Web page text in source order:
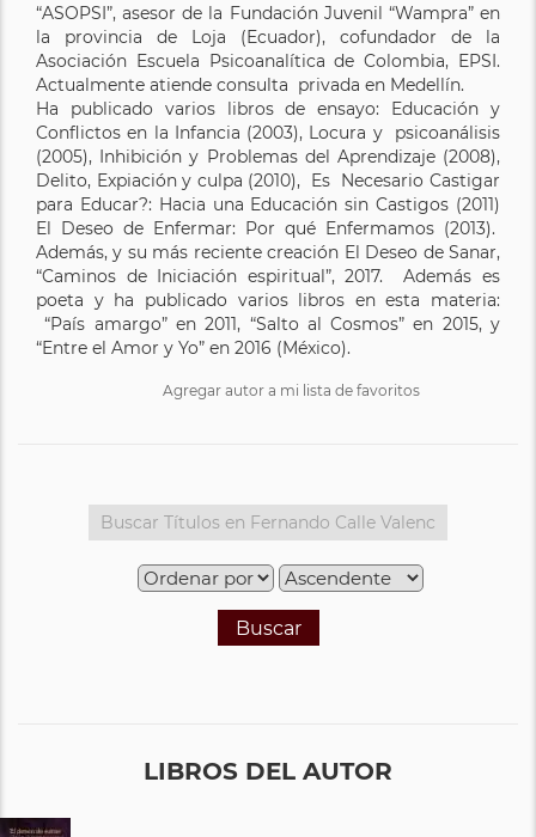
“ASOPSI”, asesor de la Fundación Juvenil “Wampra” en
la provincia de Loja (Ecuador), cofundador de la
Asociación Escuela Psicoanalítica de Colombia, EPSI.
Actualmente atiende consulta privada en Medellín.
Ha publicado varios libros de ensayo: Educación y
Conflictos en la Infancia (2003), Locura y psicoanálisis
(2005), Inhibición y Problemas del Aprendizaje (2008),
Delito, Expiación y culpa (2010), Es Necesario Castigar
para Educar?: Hacia una Educación sin Castigos (2011)
El Deseo de Enfermar: Por qué Enfermamos (2013).
Además, y su más reciente creación El Deseo de Sanar,
“Caminos de Iniciación espiritual”, 2017. Además es
poeta y ha publicado varios libros en esta materia:
“País amargo” en 2011, “Salto al Cosmos” en 2015, y
“Entre el Amor y Yo” en 2016 (México).
Agregar autor a mi lista de favoritos
Buscar
LIBROS DEL AUTOR